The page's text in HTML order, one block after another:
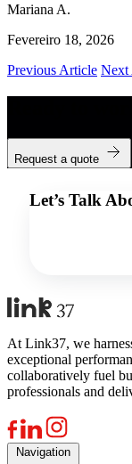
Mariana A.
Fevereiro 18, 2026
Previous Article Next
Request a quote
Let’s Talk
At Link37, we
exceptional
collaboratively fuel
professionals and
Navigation